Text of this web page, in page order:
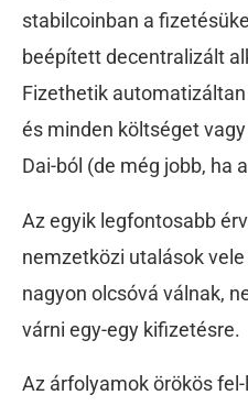
stabilcoinban a
beépített decentralizált
Fizethetik
és minden költséget
Dai-ból (de még jobb, ha
Az egyik legfontosabb
nemzetközi utalások
nagyon olcsóvá válnak,
várni egy-egy kifizetésre.
Az árfolyamok örökös